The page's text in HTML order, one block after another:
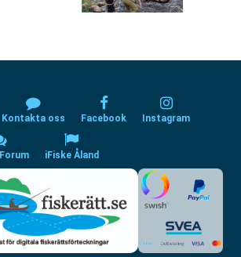
Kontakta oss Facebook Instagram
iFiske Åland